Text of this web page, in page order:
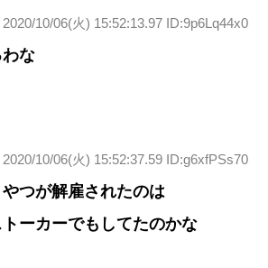
2020/10/06(火) 15:52:13.97 ID:9p6Lq44x0
な
2020/10/06(火) 15:52:37.59 ID:g6xfPSs70
つが解雇されたのは
ーカーでもしてたのかな